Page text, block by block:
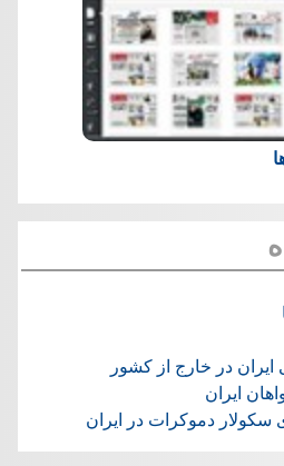
در خارج از کشور
ایران
دموکرات در ایران